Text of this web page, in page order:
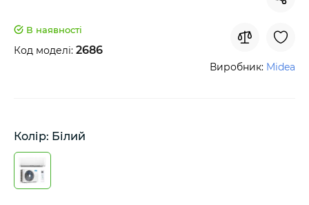
В наявності
Код моделі: 2686
Виробник: Midea
Колір: Білий